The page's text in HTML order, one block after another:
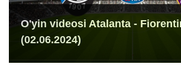
O'yin videosi Atalanta -
(02.06.2024)